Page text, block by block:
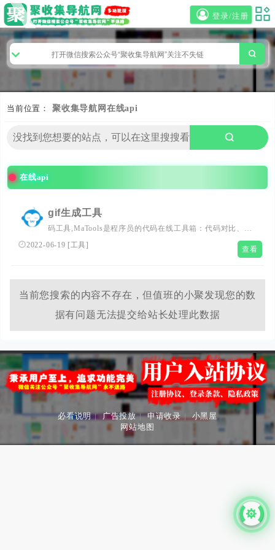
登录/注册
当前位置： 聚收集导航网 在线api
在线api
gif生成工具
码工具,MaTools是程序员的代码在线工具箱：代码对比、格
式化、压缩、加密解密、时间戳、二维码、在线API、
Crontab、正则表达式,还有js/h5/css3特效、技术好文、编程
2022-06-19 [工具] 查看
当前您搜索的内容不存在，但值班的小聚发现您的数
据有问题无法提交给站长处理此数据
必看说明 | 广告投放 | 申请收录 |
小黑屋
网站地图